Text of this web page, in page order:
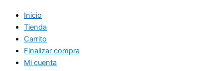
Inicio
Tienda
Carrito
Finalizar compra
Mi cuenta